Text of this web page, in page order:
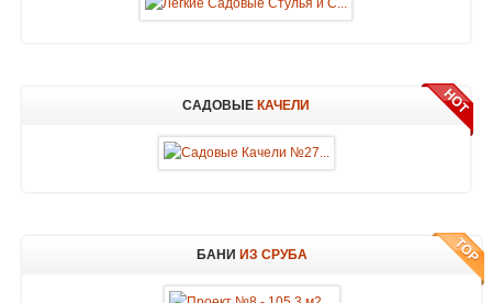
САДОВЫЕ КАЧЕЛИ
БАНИ ИЗ СРУБА